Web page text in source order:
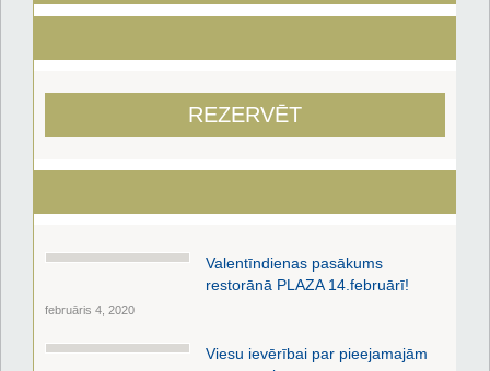
REZERVĒT
Valentīndienas pasākums
restorānā PLAZA 14.februārī!
februāris 4, 2020
Viesu ievērībai par pieejamajām